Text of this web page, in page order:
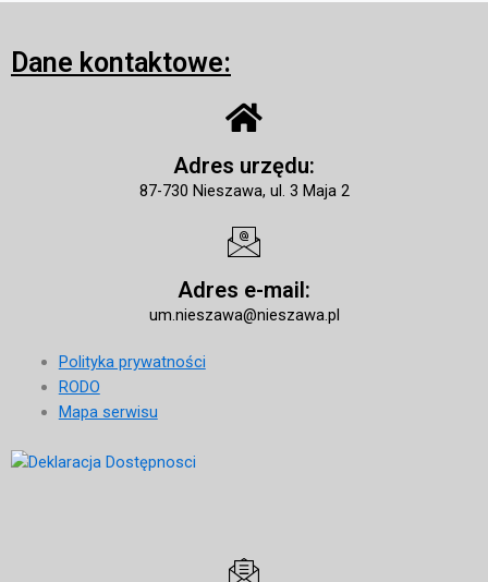
Dane kontaktowe:
Adres urzędu:
87-730 Nieszawa, ul. 3 Maja 2
Adres e-mail:
um.nieszawa@nieszawa.pl
Polityka prywatności
RODO
Mapa serwisu